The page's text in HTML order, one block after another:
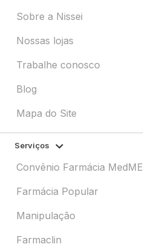
Sobre a Nissei
Nossas lojas
Trabalhe conosco
Blog
Mapa do Site
Serviços
Convênio Farmácia MedME
Farmácia Popular
Manipulação
Farmaclin